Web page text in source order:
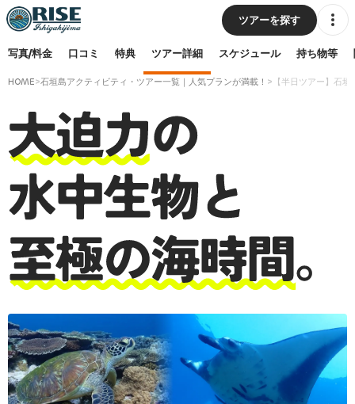
ツアーを探す
写真/料金 口コミ 特典 ツアー詳細 スケジュール 持ち物等
HOME>石垣島アクティビティ・ツアー一覧｜人気プランが満載！ > 【半日ツアー】石
料金 (オンライン予約限定プラン！)
大人 9,500円 (税込み) 通常10,700
子供 8,500 円
乗船のみ 3,000 円 (税込み)
早期予約必須！最安値で今すぐ予約
（予約サイトへ移動します）
器材レンタル・保険料込み 水着とタオルのみの手ぶら参加OK！